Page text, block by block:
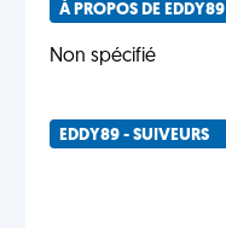
À PROPOS DE EDDY89
Non spécifié
EDDY89 - SUIVEURS